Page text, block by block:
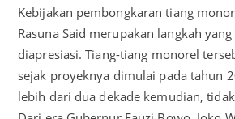
Kebijakan pembongkaran tiang
Rasuna Said merupakan langkah
diapresiasi. Tiang-tiang monorel
sejak proyeknya dimulai pada tahun
lebih dari dua dekade kemudian,